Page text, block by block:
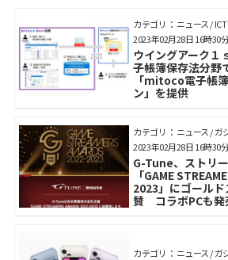
カテゴリ： ニュース / ICT
ウイングアーク１
子帳簿保存法分野
「mitoco電子帳
ン」を提供
2023年02月28日 16時30
カテゴリ： ニュース / ガ
G-Tune、ストリ
「GAME
2023」にゴール
賛 コラボPCも発
2023年02月28日 16時30
カテゴリ： ニュース / ガ